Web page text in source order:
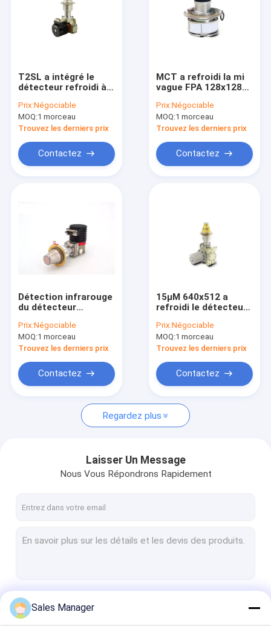
Noyau thermique de caméra
Caméra de sécurité thermique
Détecteurs infrarouges refroidis
Modules refroidis de caméra
Représentation optique de gaz
Caméra thermique pour la détection de fièvre
Caméra thermique montée sur véhicule
Détecteurs infrarouges non refroidis
T2SL a intégré le
détecteur refroidi à
l'Assemblée plus
fraîche IR de vase
Dewar
Prix:Négociable
MOQ:1 morceau
Trouvez les derniers prix
Contactez
MCT a refroidi la mi
vague FPA 128x128
infrarouge
Prix:Négociable
MOQ:1 morceau
Trouvez les derniers prix
Contactez
Détection infrarouge
du détecteur
Gas Lead de F1.5
MWIR MCT
Prix:Négociable
MOQ:1 morceau
Trouvez les derniers prix
Contactez
15μM 640x512 a
refroidi le détecteur
pour le système de
contrôle à distance
Prix:Négociable
MOQ:1 morceau
Trouvez les derniers prix
Contactez
Regardez plus
Laisser Un Message
Nous Vous Répondrons Rapidement
Sales Manager